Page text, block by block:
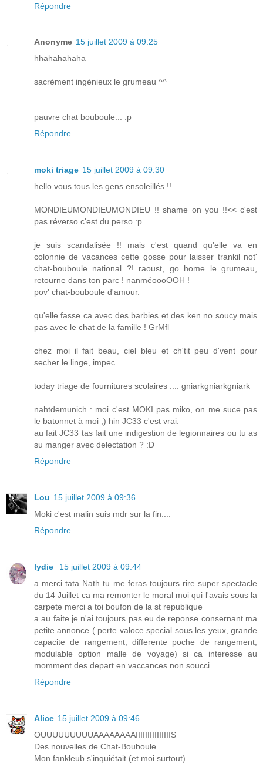
Répondre
Anonyme 15 juillet 2009 à 09:25
hhahahahaha
sacrément ingénieux le grumeau ^^
pauvre chat bouboule... :p
Répondre
moki triage 15 juillet 2009 à 09:30
hello vous tous les gens ensoleillés !!
MONDIEUMONDIEUMONDIEU !! shame on you !!<< c'est
pas réverso c'est du perso :p
je suis scandalisée !! mais c'est quand qu'elle va en
colonnie de vacances cette gosse pour laisser trankil not'
chat-bouboule national ?! raoust, go home le grumeau,
retourne dans ton parc ! nanméoooOOH !
pov' chat-bouboule d'amour.
qu'elle fasse ca avec des barbies et des ken no soucy mais
pas avec le chat de la famille ! GrMfl
chez moi il fait beau, ciel bleu et ch'tit peu d'vent pour
secher le linge, impec.
today triage de fournitures scolaires .... gniarkgniarkgniark
nahtdemunich : moi c'est MOKI pas miko, on me suce pas
le batonnet à moi ;) hin JC33 c'est vrai.
au fait JC33 tas fait une indigestion de legionnaires ou tu as
su manger avec delectation ? :D
Répondre
Lou 15 juillet 2009 à 09:36
Moki c'est malin suis mdr sur la fin....
Répondre
lydie
15 juillet 2009 à 09:44
a merci tata Nath tu me feras toujours rire super spectacle
du 14 Juillet ca ma remonter le moral moi qui l'avais sous la
carpete merci a toi boufon de la st republique
a au faite je n'ai toujours pas eu de reponse consernant ma
petite annonce ( perte valoce special sous les yeux, grande
capacite de rangement, differente poche de rangement,
modulable option malle de voyage) si ca interesse au
momment des depart en vaccances non soucci
Répondre
Alice 15 juillet 2009 à 09:46
OUUUUUUUUUAAAAAAAAIIIIIIIIIIIIIIIS
Des nouvelles de Chat-Bouboule.
Mon fankleub s'inquiétait (et moi surtout)